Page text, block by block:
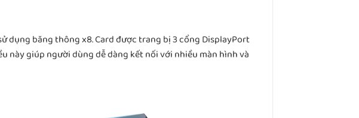
dụng băng thông x8. Card được trang bị 3 cổng DisplayPort
này giúp người dùng dễ dàng kết nối với nhiều màn hình và